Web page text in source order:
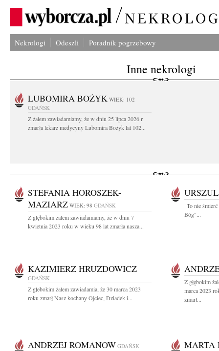
Nekrologi Odeszli Poradnik pogrzebowy
Inne nekrologi
LUBOMIRA BOŻYK WIEK: 102
GDAŃSK
Z żalem zawiadamiamy, że w dniu 25 lipca 2026 r.
zmarła lekarz medycyny Lubomira Bożyk lat 102...
STEFANIA HOROSZEK-
MAZIARZ WIEK: 98 GDAŃSK
Z głębokim żalem zawiadamiamy, że w dniu 7
kwietnia 2023 roku w wieku 98 lat zmarła nasza...
"To nie
Bóg"...
KAZIMIERZ HRUZDOWICZ
GDAŃSK
Z głebokim żalem zawiadamia, że 30 marca 2023
roku zmarł Nasz kochany Ojciec, Dziadek i...
Z głębokim
marca 2023
zmarł...
ANDRZEJ ROMANOW GDAŃSK MARTA